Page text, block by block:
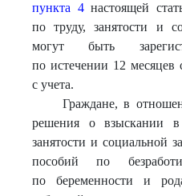
пункта 4настоящей
по труду, занятости и
могут быть
по истечении 12 месяцев
с учета.
Граждане, в
решения о взыскании в
занятости и социальной
пособий по
по беременности и